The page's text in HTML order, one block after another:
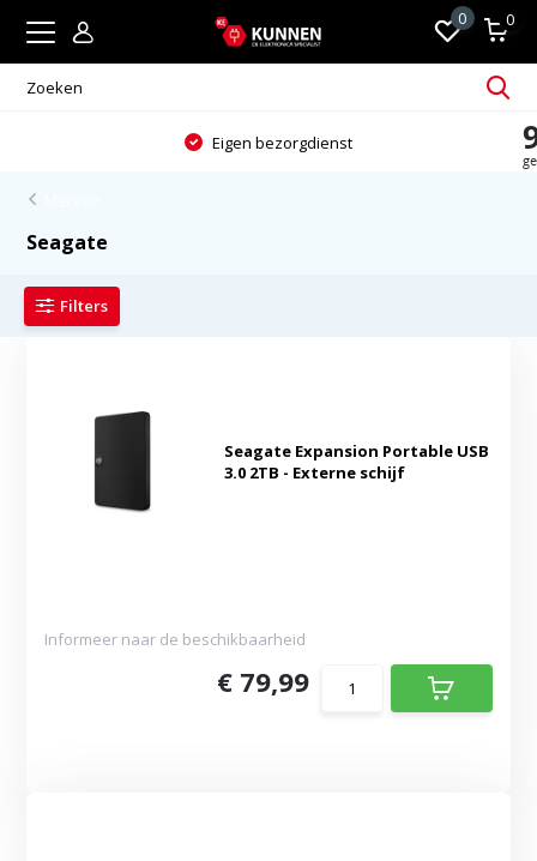
0 0
Eigen bezorgdienst
Seagate
Filters
Seagate Expansion Portable USB
3.0 2TB - Externe schijf
Informeer naar de beschikbaarheid
€ 79,99